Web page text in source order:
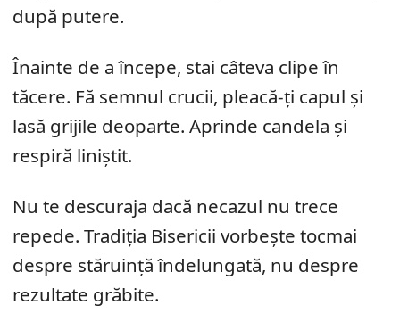
după putere.
Înainte de a începe, stai câteva clipe în
tăcere. Fă semnul crucii, pleacă-ți capul și
lasă grijile deoparte. Aprinde candela și
respiră liniștit.
Nu te descuraja dacă necazul nu trece
repede. Tradiția Bisericii vorbește tocmai
despre stăruință îndelungată, nu despre
rezultate grăbite.